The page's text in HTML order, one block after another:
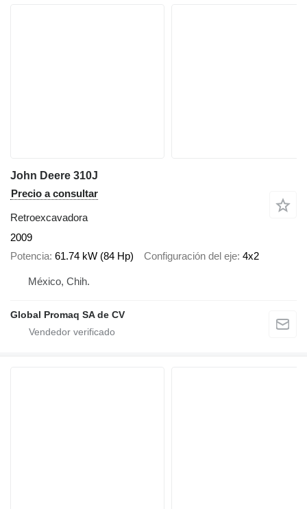
John Deere 310J
Precio a consultar
Retroexcavadora
2009
Potencia 61.74 kW (84 Hp) Configuración del eje 4x2
México, Chih.
Global Promaq SA de CV